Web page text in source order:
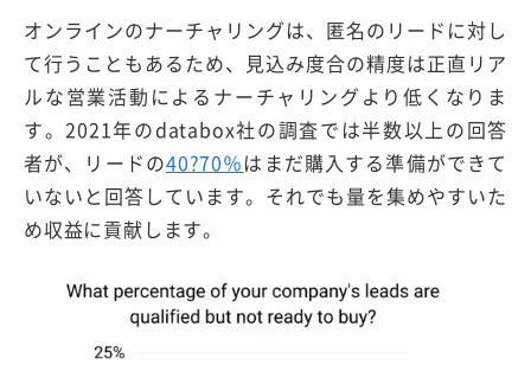
オンラインのナーチャリングは、匿名のリードに対し
て行うこともあるため、見込み度合の精度は正直リア
ルな営業活動によるナーチャリングより低くなりま
す。2021年のdatabox社の調査では半数以上の回答
者が、リードの40?70％はまだ購入する準備ができて
いないと回答しています。それでも量を集めやすいた
め収益に貢献します。